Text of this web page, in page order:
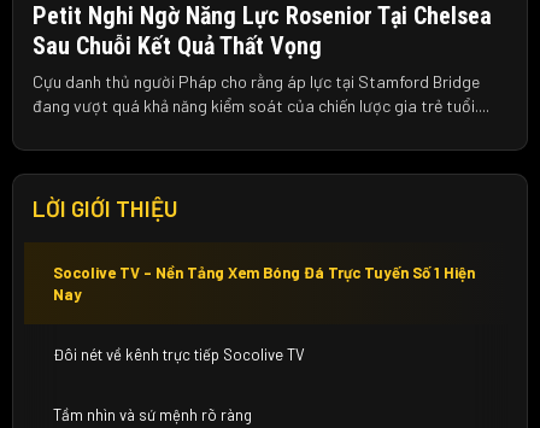
Petit Nghi Ngờ Năng Lực Rosenior Tại Chelsea
Sau Chuỗi Kết Quả Thất Vọng
Cựu danh thủ người Pháp cho rằng áp lực tại Stamford Bridge
đang vượt quá khả năng kiểm soát của chiến lược gia trẻ tuổi....
LỜI GIỚI THIỆU
Socolive TV – Nền Tảng Xem Bóng Đá Trực Tuyến Số 1 Hiện
Nay
Đôi nét về kênh trực tiếp Socolive TV
Tầm nhìn và sứ mệnh rõ ràng